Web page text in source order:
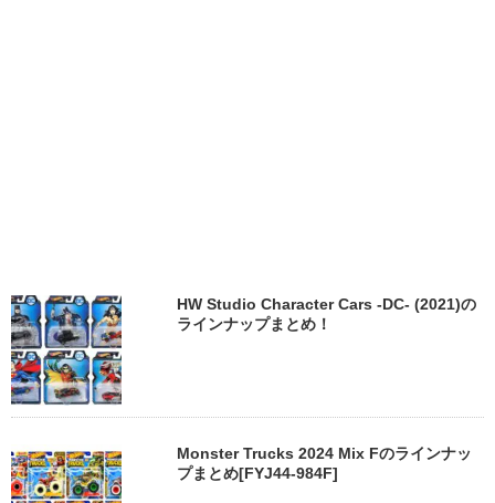
HW Studio Character Cars -DC- (2021)の
ラインナップまとめ！
Monster Trucks 2024 Mix Fのラインナッ
プまとめ[FYJ44-984F]